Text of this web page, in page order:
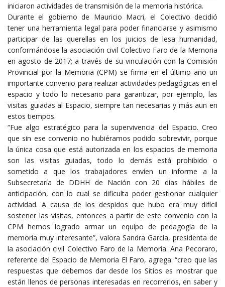
iniciaron actividades de transmisión de la memoria histórica.
Durante el gobierno de Mauricio Macri, el Colectivo decidió
tener una herramienta legal para poder financiarse y asimismo
participar de las querellas en los juicios de lesa humanidad,
conformándose la asociación civil Colectivo Faro de la Memoria
en agosto de 2017; a través de su vinculación con la Comisión
Provincial por la Memoria (CPM) se firma en el último año un
importante convenio para realizar actividades pedagógicas en el
espacio y todo lo necesario para garantizar, por ejemplo, las
visitas guiadas al Espacio, siempre tan necesarias y más aun en
estos tiempos.
“Fue algo estratégico para la supervivencia del Espacio. Creo
que sin ese convenio no hubiéramos podido sobrevivir, porque
la única cosa que está autorizada en los espacios de memoria
son las visitas guiadas, todo lo demás está prohibido o
sometido a que los trabajadores envíen un informe a la
Subsecretaría de DDHH de Nación con 20 días hábiles de
anticipación, con lo cual se dificulta poder gestionar cualquier
actividad. A causa de los despidos que hubo era muy difícil
sostener las visitas, entonces a partir de este convenio con la
CPM hemos logrado armar un equipo de pedagogía de la
memoria muy interesante”, valora Sandra García, presidenta de
la asociación civil Colectivo Faro de la Memoria. Ana Pecoraro,
referente del Espacio de Memoria El Faro, agrega: “creo que las
respuestas que debemos dar desde los Sitios es mostrar que
están llenos de personas interesadas en recorrerlos, en saber y